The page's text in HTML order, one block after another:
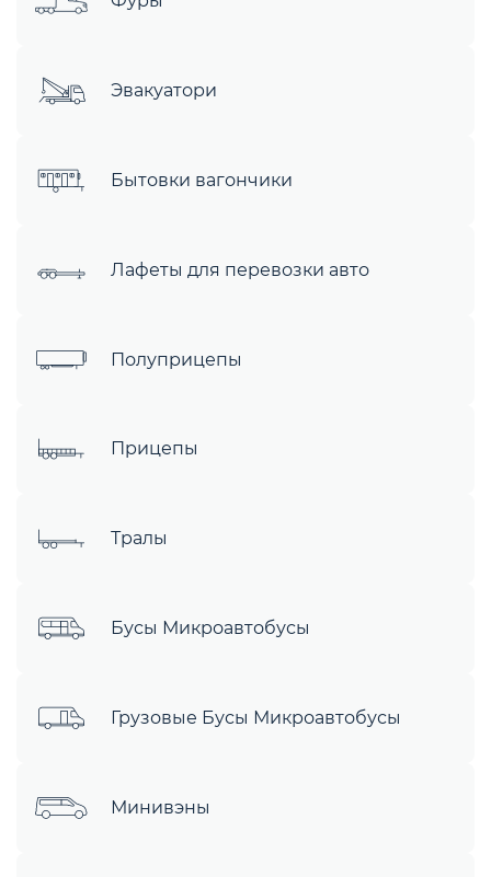
Эвакуатори
Бытовки вагончики
Лафеты для перевозки авто
Полуприцепы
Прицепы
Тралы
Бусы Микроавтобусы
Грузовые Бусы Микроавтобусы
Минивэны